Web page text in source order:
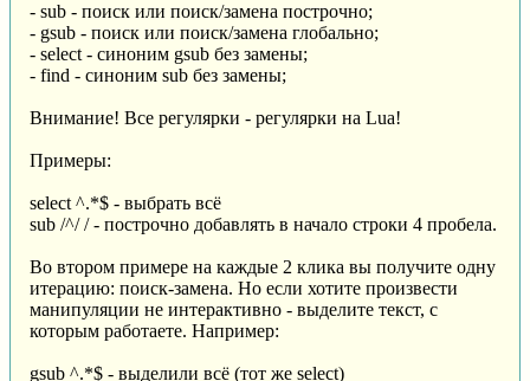
- sub - поиск или поиск/замена построчно;
- gsub - поиск или поиск/замена глобально;
- select - синоним gsub без замены;
- find - синоним sub без замены;
Внимание! Все регулярки - регулярки на Lua!
Примеры:
select ^.*$ - выбрать всё
sub /^/ / - построчно добавлять в начало строки 4 пробела.
Во втором примере на каждые 2 клика вы получите одну
итерацию: поиск-замена. Но если хотите произвести
манипуляции не интерактивно - выделите текст, с
которым работаете. Например:
gsub ^.*$ - выделили всё (тот же select)